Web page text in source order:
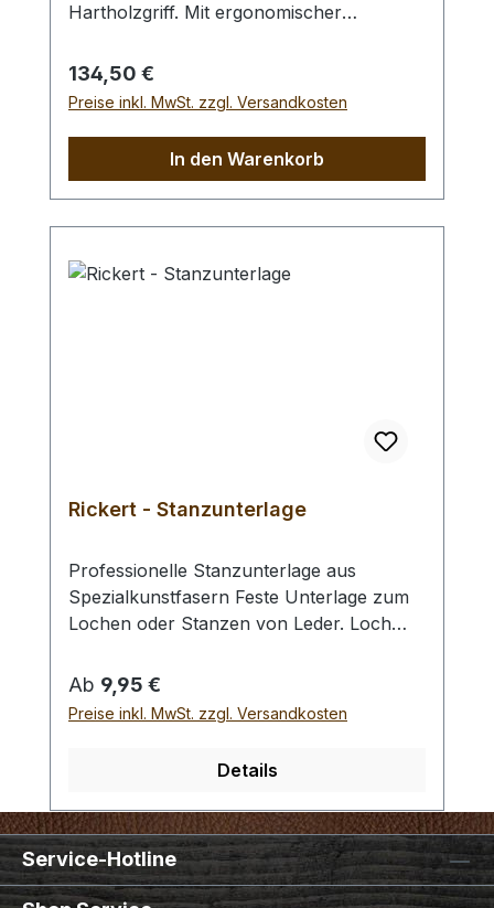
Hartholzgriff. Mit ergonomischer
Ermüdung und exzellentem Schlagbild.
Zum Schlagen von Punziereisen,
Locheisen, Braidingstempeln, usw., runde
schlagabsorbierenden Hammerkopf. -
Profiausführung.Gesamtlänge: 240 mm /
Gesamtgewicht: 1250 gr / Kopf-Ø: 75 mm
1 Rohhauthammer / Schlägel / Rawhide
Regulärer Preis:
134,50 €
Preise inkl. MwSt. zzgl. Versandkosten
In den Warenkorb
Rickert - Stanzunterlage
Professionelle Stanzunterlage aus
Spezialkunstfasern Feste Unterlage zum
Lochen oder Stanzen von Leder. Loch
Material eindringen, so wird das zu
stanzende Material sauber durchstoßen.
Die nach dem Stanzvorgang in der
hinterlassen nur geringe Verwerfungen.
Die Oberfläche ist somit auch nach vielen
Löchern problemlos nutzbar. Nach den
Arbeiten können die Löcher mit einem
Anpressroller wieder vollständig geglättet
Regulärer Preis:
Ab 9,95 €
Preise inkl. MwSt. zzgl. Versandkosten
Details
Service-Hotline